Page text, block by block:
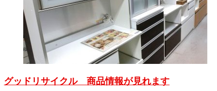
グッドリサイクル 商品情報が見れます